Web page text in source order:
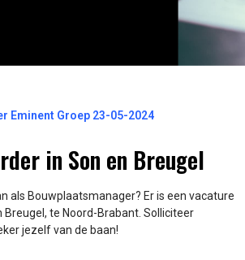
Eminent Groep 23-05-2024
in Son en Breugel
als Bouwplaatsmanager? Er is een vacature
Breugel, te Noord-Brabant. Solliciteer
jezelf van de baan!